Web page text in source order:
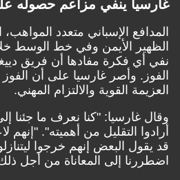
غارسيا ينفي مزاعم حصوله
المدافع الإسباني متعدد
الظهير الأيمن وفي خط الوسط
نفي أي فكرة مفادها أن فريق
الفوز. وأصر غارسيا على أن
العزيمة القوية والالتزام المهني.
وقال غارسيا: "كنا نعرف ما جئنا
أرادوا التقليل من أهميته".
قد يقول البعض إنهم خرجوا
اضطررنا إلى المعاناة من أجل